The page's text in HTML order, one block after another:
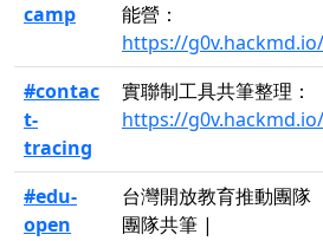
camp
能營：
https://
#contac
t-
tracing
實聯制工具共筆整理：
https://
#edu-
open
台灣開放教育推動團隊
團隊共筆 |